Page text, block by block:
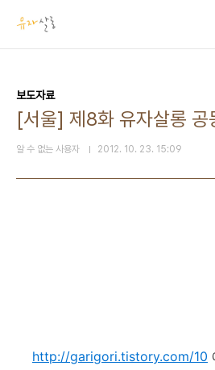
보도자료
[서울] 제8화 유자살롱 공
알 수 없는 사용자 2012. 10. 23. 15:09
http://garigori.tistory.com/10